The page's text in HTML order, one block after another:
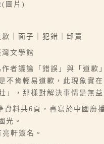
(圖片)
歉｜面子｜犯錯｜卸責
灣文學館
作者議論「錯誤」與「道歉
不肯輕易道歉，此現象實
」，那樣對解決事情是無
資料共6頁，書寫於中國廣
光。
軒簽名。